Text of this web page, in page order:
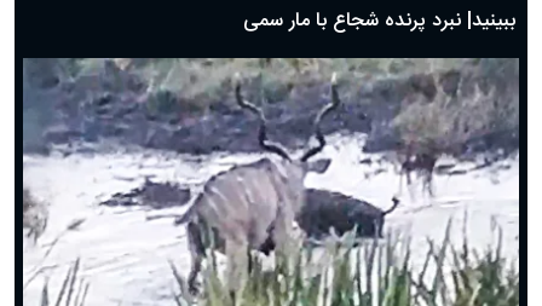
ببینید| نبرد پرنده شجاع با مار سمی